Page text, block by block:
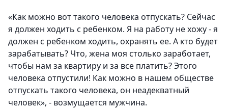
«Как можно вот такого человека отпускать? Сейчас
я должен ходить с ребенком. Я на работу не хожу - я
должен с ребенком ходить, охранять ее. А кто будет
зарабатывать? Что, жена моя столько заработает,
чтобы нам за квартиру и за все платить? Этого
человека отпустили! Как можно в нашем обществе
отпускать такого человека, он неадекватный
человек», - возмущается мужчина.